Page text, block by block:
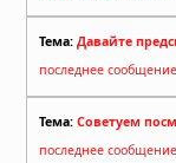
Тема: Давайте
последнее сообщение
Тема: Советуем
последнее сообщение